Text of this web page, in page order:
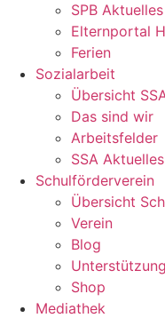
SPB Aktuelles
Elternportal
Ferien
Sozialarbeit
Übersicht
Das sind wir
Arbeitsfelder
SSA Aktuelles
Schulförderverein
Übersicht
Verein
Blog
Unterstützung
Shop
Mediathek